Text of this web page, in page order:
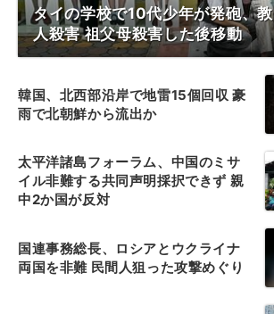
タイの学校で10代少年が発砲、
人殺害 祖父母殺害した後移動
韓国、北西部沿岸で地雷15個回収 豪
雨で北朝鮮から流出か
太平洋諸島フォーラム、中国のミサ
イル非難する共同声明採択できず 親
中2か国が反対
国連事務総長、ロシアとウクライナ
両国を非難 民間人狙った攻撃めぐり